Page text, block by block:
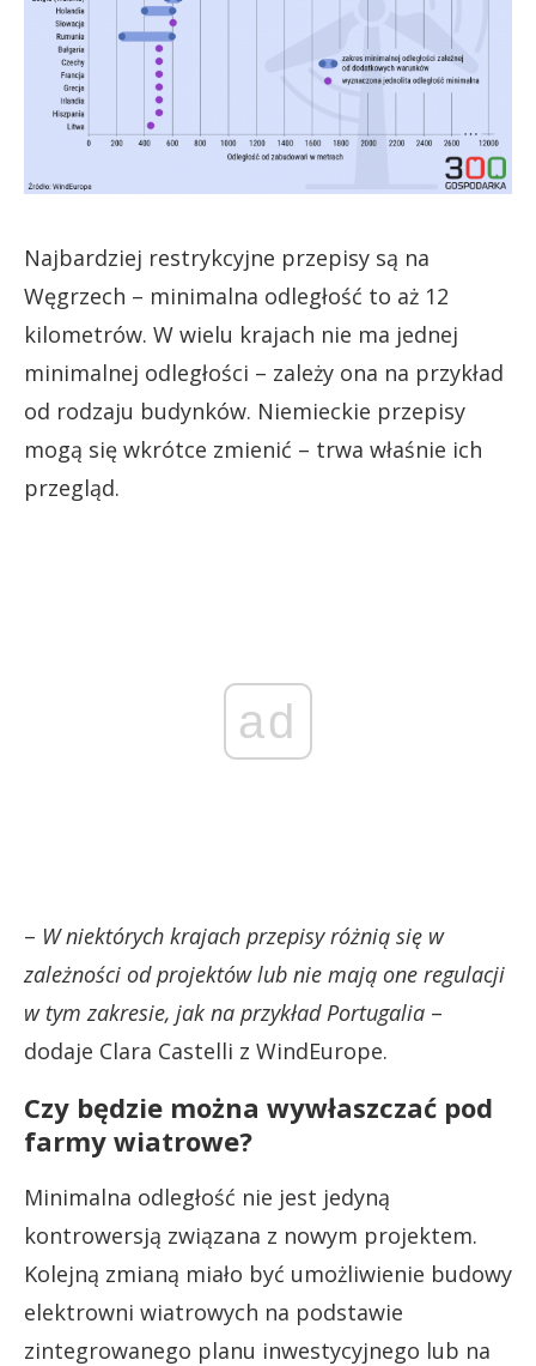
Najbardziej restrykcyjne przepisy są na
Węgrzech – minimalna odległość to aż 12
kilometrów. W wielu krajach nie ma jednej
minimalnej odległości – zależy ona na przykład
od rodzaju budynków. Niemieckie przepisy
mogą się wkrótce zmienić – trwa właśnie ich
przegląd.
ad
– W niektórych krajach przepisy różnią się w
zależności od projektów lub nie mają one regulacji
w tym zakresie, jak na przykład Portugalia –
dodaje Clara Castelli z WindEurope.
Czy będzie można wywłaszczać pod
farmy wiatrowe?
Minimalna odległość nie jest jedyną
kontrowersją związana z nowym projektem.
Kolejną zmianą miało być umożliwienie budowy
elektrowni wiatrowych na podstawie
zintegrowanego planu inwestycyjnego lub na